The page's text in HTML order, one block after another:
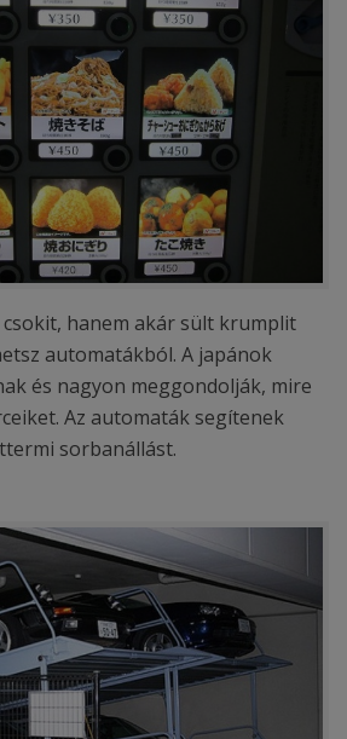
hanem akár sült krumplit
automatákból. A japánok
és nagyon meggondolják, mire
Az automaták segítenek
sorbanállást.